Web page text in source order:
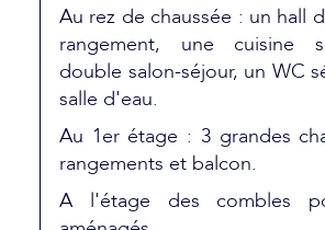
Au rez de chaussée : un hall
rangement, une cuisine
double salon-séjour, un WC
salle d'eau.
Au 1er étage : 3 grandes
rangements et balcon.
A l'étage des combles